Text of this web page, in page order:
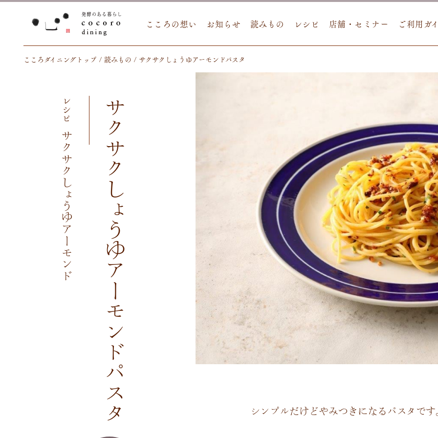
こころの想い お知らせ 読みもの レシピ 店舗・セミナー ご利用ガ
こころダイニングトップ 読みもの サクサクしょうゆアーモンドパスタ
レシピ
サクサクしょうゆアーモンド サクサクしょうゆアーモンドパスタ シンプルだけどやみつきになるパスタで